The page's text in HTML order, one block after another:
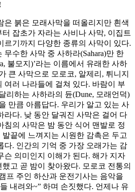
은 붉은 모래사막을 떠올리지만 흰색
잡초가 자라는 사비나 사막, 이집트
르기까지 다양한 종류의 사막이 있다.
수한 사막 중 사하라(Sahara)만 한
불모지)’라는 이름에서 유래한 사하
큰 사막으로 모로코, 알제리, 튀니지
여러 나라들에 걸쳐 있다. 바람이 부
리하는 사하라의 듄(Dune, 모래언덕)
만큼 아름답다. 우리가 알고 있는 사
라다. 낮 동안 달궈진 사막은 걸어 다
침의 사막은 밤 동안 식어 맨발로 정
끝에 느껴지는 시원한 감촉은 두고
다. 인간의 기억 중 가장 오래가는 감
슨 의미인지 이해가 된다. 해가 지자
고 곧 밤이 찾아왔다. 모로코 전통의
프 주인 하산과 운전기사는 음악을
내려와~” 하며 손짓했다. 언제나 유